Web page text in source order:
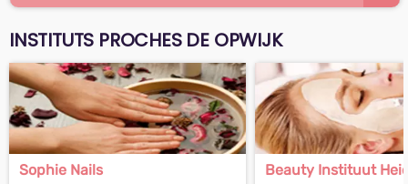
INSTITUTS PROCHES DE OPWIJK
Sophie Nails Beauty Instituut